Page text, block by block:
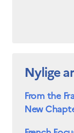
Nylige
From the
New